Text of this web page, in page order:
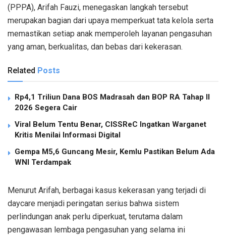
(PPPA), Arifah Fauzi, menegaskan langkah tersebut
merupakan bagian dari upaya memperkuat tata kelola serta
memastikan setiap anak memperoleh layanan pengasuhan
yang aman, berkualitas, dan bebas dari kekerasan.
Related Posts
Rp4,1 Triliun Dana BOS Madrasah dan BOP RA Tahap II
2026 Segera Cair
Viral Belum Tentu Benar, CISSReC Ingatkan Warganet
Kritis Menilai Informasi Digital
Gempa M5,6 Guncang Mesir, Kemlu Pastikan Belum Ada
WNI Terdampak
Menurut Arifah, berbagai kasus kekerasan yang terjadi di
daycare menjadi peringatan serius bahwa sistem
perlindungan anak perlu diperkuat, terutama dalam
pengawasan lembaga pengasuhan yang selama ini